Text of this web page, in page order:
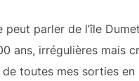
peut parler de l’île
ans, irrégulières mais
toutes mes sorties en